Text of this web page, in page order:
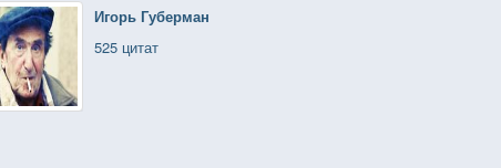
Игорь Губерман
525 цитат